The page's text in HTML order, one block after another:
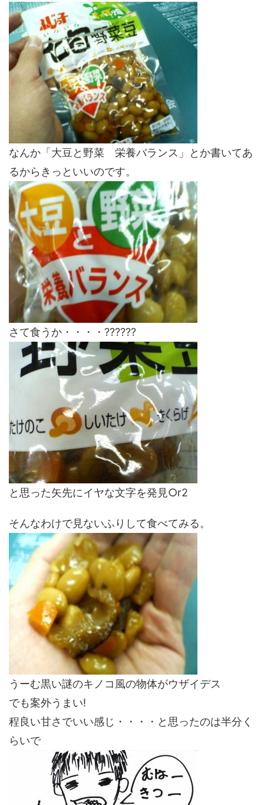
なんか「大豆と野菜 栄養バランス」とか書いてあ
るからきっといいのです。
さて食うか・・・・??????
と思った矢先にイヤな文字を発見○r2
そんなわけで見ないふりして食べてみる。
うーむ黒い謎のキノコ風の物体がウザイデス
でも案外うまい!
程良い甘さでいい感じ・・・・と思ったのは半分く
らいで